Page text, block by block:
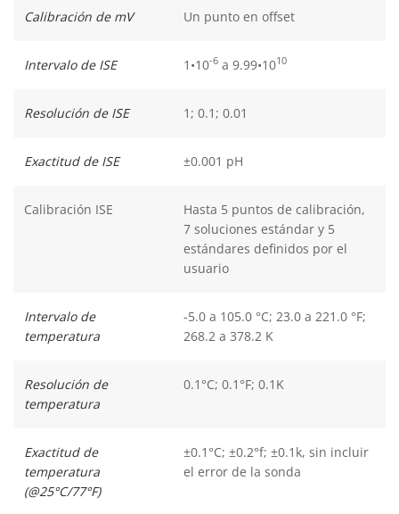
Calibración de mV Un punto en offset
Intervalo de ISE 1•10-6 a 9.99•1010
Resolución de ISE 1; 0.1; 0.01
Exactitud de ISE ±0.001 pH
Calibración ISE
Hasta 5 puntos de calibración,
7 soluciones estándar y 5
estándares definidos por el
usuario
Intervalo de
temperatura
-5.0 a 105.0 °C; 23.0 a 221.0 °F;
268.2 a 378.2 K
Resolución de
temperatura
0.1°C; 0.1°F; 0.1K
Exactitud de
temperatura
(@25°C/77°F)
±0.1°C; ±0.2°f; ±0.1k, sin incluir
el error de la sonda